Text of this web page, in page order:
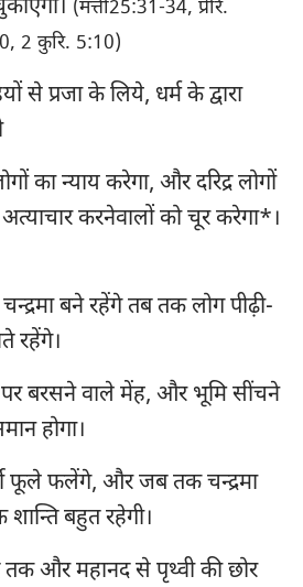
यिर्मयाह
यहेजकेल
आमोस
जकर्याह
(मत्ती25:31-34, प्रेरि.
2 कुरि. 5:10)
से प्रजा के लिये, धर्म के द्वारा
का न्याय करेगा, और दरिद्र लोगों
करनेवालों को चूर करेगा*।
बने रहेंगे तब तक लोग पीढ़ी-
रहेंगे।
बरसने वाले मेंह, और भूमि सींचने
होगा।
फूले फलेंगे, और जब तक चन्द्रमा
बहुत रहेगी।
तक और महानद से पृथ्वी की छोर